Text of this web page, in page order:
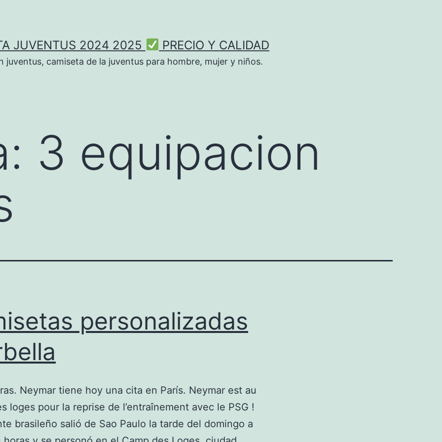
JUVENTUS 2024 2025 PRECIO Y CALIDAD
juventus, camiseta de la juventus para hombre, mujer y niños.
3 equipacion
personalizadas
Neymar tiene hoy una cita en París. Neymar est au
loges pour la reprise de l’entraînement avec le PSG !
brasileño salió de Sao Paulo la tarde del domingo a